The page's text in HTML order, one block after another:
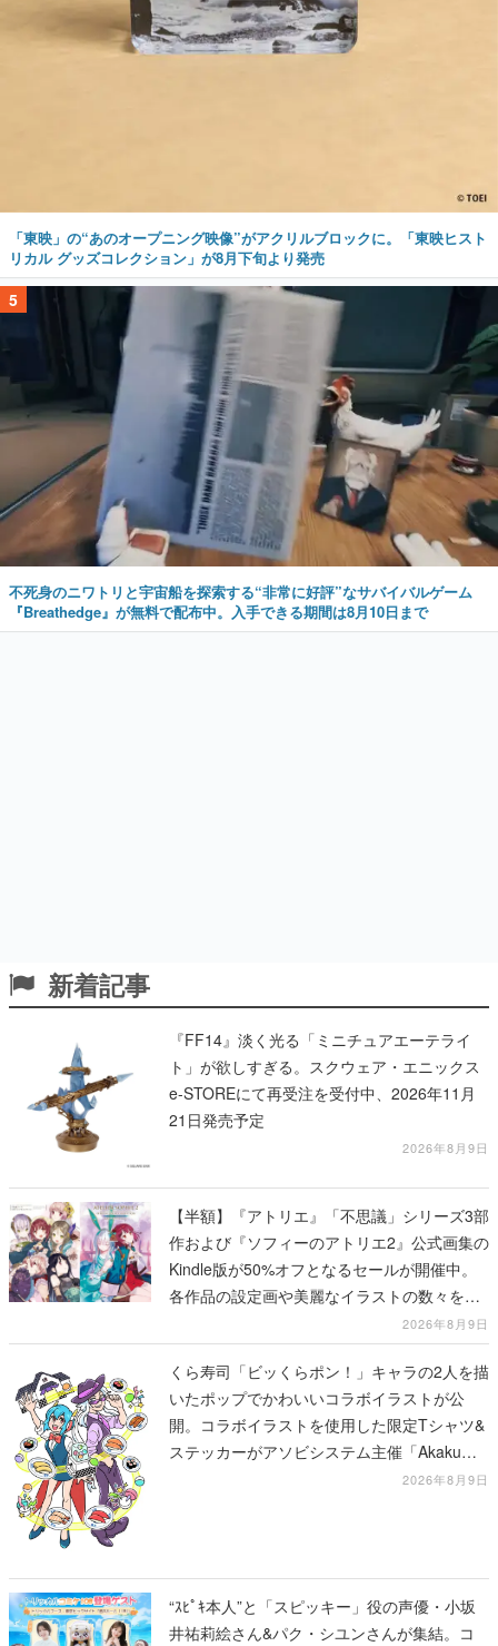
「東映」の“あのオープニング映像”がアクリルブロックに。「東映ヒスト
リカル グッズコレクション」が8月下旬より発売
5
不死身のニワトリと宇宙船を探索する“非常に好評”なサバイバルゲーム
『Breathedge』が無料で配布中。入手できる期間は8月10日まで
新着記事
『FF14』淡く光る「ミニチュアエーテライ
ト」が欲しすぎる。スクウェア・エニックス
e-STOREにて再受注を受付中、2026年11月
21日発売予定
2026年8月9日
【半額】『アトリエ』「不思議」シリーズ3部
作および『ソフィーのアトリエ2』公式画集の
Kindle版が50%オフとなるセールが開催中。
各作品の設定画や美麗なイラストの数々をふ
2026年8月9日
くら寿司「ビッくらポン！」キャラの2人を描
いたポップでかわいいコラボイラストが公
開。コラボイラストを使用した限定Tシャツ&
ステッカーがアソビシステム主催「Akaku
2026年8月9日
“ｽﾋﾟｷ本人”と「スピッキー」役の声優・小坂
井祐莉絵さん&パク・シユンさんが集結。コ